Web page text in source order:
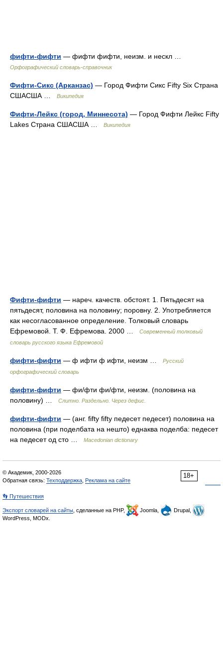
фифти-фифти — фифти фифти, неизм. и нескл …
Орфографический словарь-справочник
Фифти-Сикс (Арканзас) — Город Фифти Сикс Fifty Six Страна
СШАСША …
Википедия
Фифти-Лейкс (город, Миннесота) — Город Фифти Лейкс Fifty
Lakes Страна СШАСША …
Википедия
Фифти-фифти — нареч. качеств. обстоят. 1. Пятьдесят на
пятьдесят, половина на половину; поровну. 2. Употребляется
как несогласованное определение. Толковый словарь
Ефремовой. Т. Ф. Ефремова. 2000 …
Современный толковый
словарь русского языка Ефремовой
фифти-фифти — ф ифти ф ифти, неизм …
Русский
орфографический словарь
фифти-фифти — фи/фти фи/фти, неизм. (половина на
половину) …
Слитно. Раздельно. Через дефис.
фифти-фифти — (анг. fifty fifty педесет педесет) половина на
половина (при поделбата на нешто) еднаква поделба: педесет
на педесет од сто …
Macedonian dictionary
18+
© Академик, 2000-2026
Обратная связь: Техподдержка Реклама на сайте
👣 Путешествия
Экспорт словарей на сайты , сделанные на PHP, Joomla,
Drupal,
WordPress, MODx.